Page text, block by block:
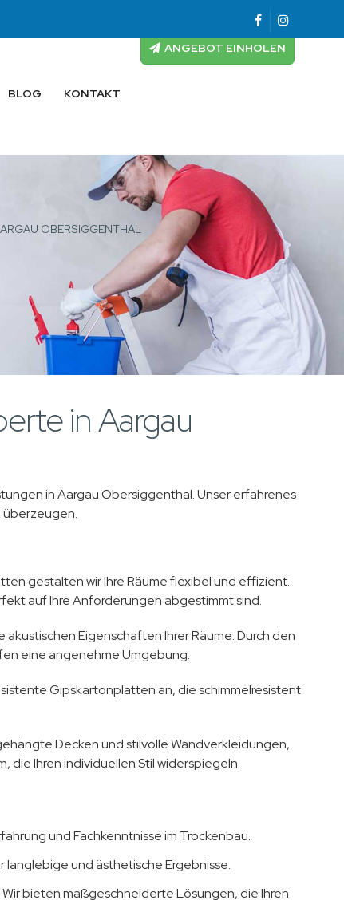
BLOG KONTAKT
ANGEBOT EINHOLEN
OBERSIGGENTHAL
in Aargau
in Aargau Obersiggenthal. Unser erfahrenes
überzeugen.
gestalten wir Ihre Räume flexibel und effizient.
auf Ihre Anforderungen abgestimmt sind.
Eigenschaften Ihrer Räume. Durch den
eine angenehme Umgebung.
Gipskartonplatten an, die schimmelresistent
Decken und stilvolle Wandverkleidungen,
die Ihren individuellen Stil widerspiegeln.
und Fachkenntnisse im Trockenbau.
und ästhetische Ergebnisse.
bieten maßgeschneiderte Lösungen, die Ihren